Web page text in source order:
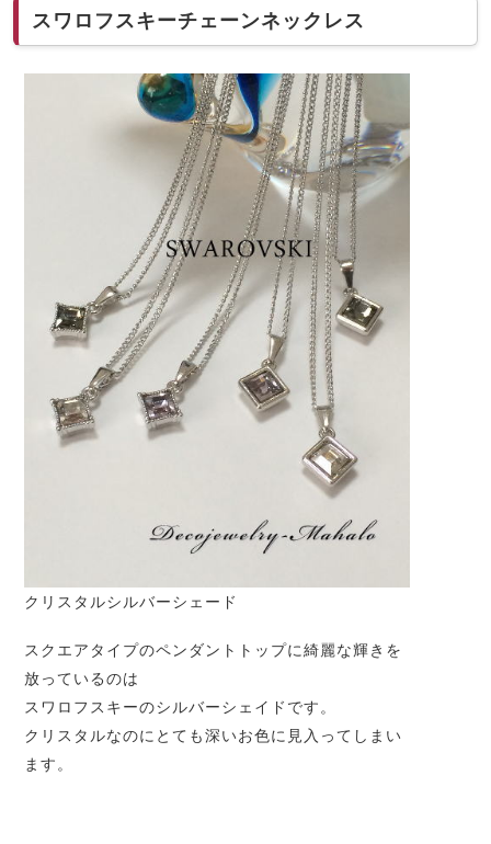
スワロフスキーチェーンネックレス
クリスタルシルバーシェード
スクエアタイプのペンダントトップに綺麗な輝きを
放っているのは
スワロフスキーのシルバーシェイドです。
クリスタルなのにとても深いお色に見入ってしまい
ます。